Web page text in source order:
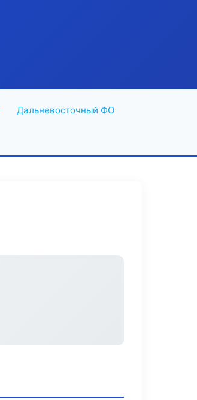
Дальневосточный ФО